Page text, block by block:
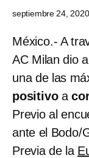
septiembre 24,
México.- A
AC Milan dio
una de las
positivo a
Previo al
ante el Bodo/
Previa de la